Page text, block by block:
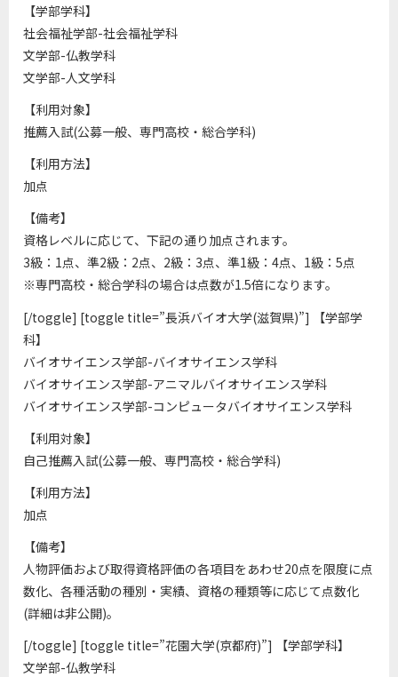
【学部学科】
社会福祉学部-社会福祉学科
文学部-仏教学科
文学部-人文学科
【利用対象】
推薦入試(公募一般、専門高校・総合学科)
【利用方法】
加点
【備考】
資格レベルに応じて、下記の通り加点されます。
3級：1点、準2級：2点、2級：3点、準1級：4点、1級：5点
※専門高校・総合学科の場合は点数が1.5倍になります。
[/toggle] [toggle title=”長浜バイオ大学(滋賀県)”] 【学部学
科】
バイオサイエンス学部-バイオサイエンス学科
バイオサイエンス学部-アニマルバイオサイエンス学科
バイオサイエンス学部-コンピュータバイオサイエンス学科
【利用対象】
自己推薦入試(公募一般、専門高校・総合学科)
【利用方法】
加点
【備考】
人物評価および取得資格評価の各項目をあわせ20点を限度に点
数化、各種活動の種別・実績、資格の種類等に応じて点数化
(詳細は非公開)。
[/toggle] [toggle title=”花園大学(京都府)”] 【学部学科】
文学部-仏教学科